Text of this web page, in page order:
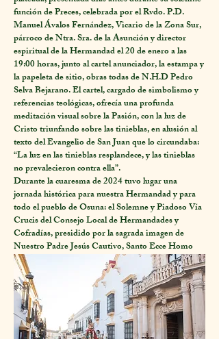
función de Preces, celebrada por el Rvdo. P.D.
Manuel Ávalos Fernández, Vicario de la Zona Sur,
párroco de Ntra. Sra. de la Asunción y director
espiritual de la Hermandad el 20 de enero a las
19:00 horas, junto al cartel anunciador, la estampa y
la papeleta de sitio, obras todas de N.H.D Pedro
Selva Bejarano. El cartel, cargado de simbolismo y
referencias teológicas, ofrecía una profunda
meditación visual sobre la Pasión, con la luz de
Cristo triunfando sobre las tinieblas, en alusión al
texto del Evangelio de San Juan que lo circundaba:
“La luz en las tinieblas resplandece, y las tinieblas
no prevalecieron contra ella”.
Durante la cuaresma de 2024 tuvo lugar una
jornada histórica para nuestra Hermandad y para
todo el pueblo de Osuna: el Solemne y Piadoso Vía
Crucis del Consejo Local de Hermandades y
Cofradías, presidido por la sagrada imagen de
Nuestro Padre Jesús Cautivo, Santo Ecce Homo
del Portal. Aquel 18 de febrero de 2024 quedó
grabado en la memoria de nuestros hermanos y
devotos como una tarde de fe, recogimiento y
profundo testimonio público. Desde Iglesia de San
Agustín, punto de inicio y final del recorrido, el
Señor del Portal recorrió las calles de Osuna entre